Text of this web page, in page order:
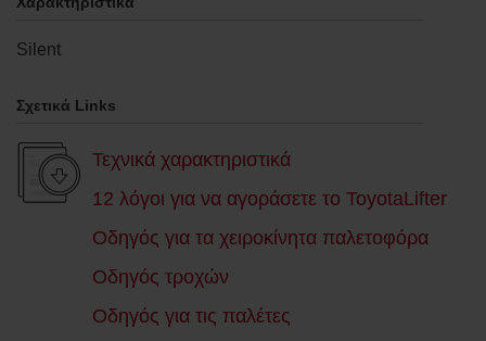
Silent
Σχετικά Links
Τεχνικά χαρακτηριστικά
12 λόγοι για να αγοράσετε το ToyotaLifter
Οδηγός για τα χειροκίνητα παλετοφόρα
Οδηγός τροχών
Οδηγός για τις παλέτες